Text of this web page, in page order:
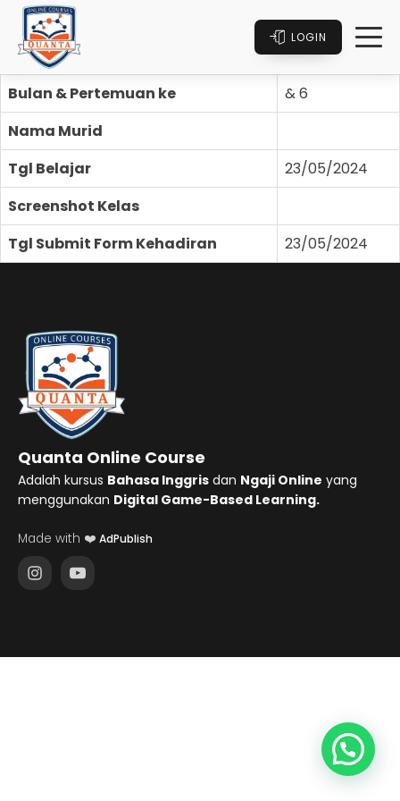
LOGIN
Bulan & Pertemuan ke
& 6
Nama Murid
Tgl Belajar
23/05/2024
Screenshot Kelas
Tgl Submit Form Kehadiran
23/05/2024
Quanta Online Course
Adalah kursus Bahasa Inggris dan Ngaji Online yang
menggunakan Digital Game-Based Learning.
Made with ❤️ AdPublish